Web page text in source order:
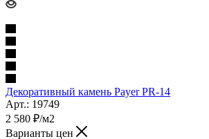
Декоративный камень Payer PR-14
Арт.: 19749
2 580 ₽/м2
Варианты цен